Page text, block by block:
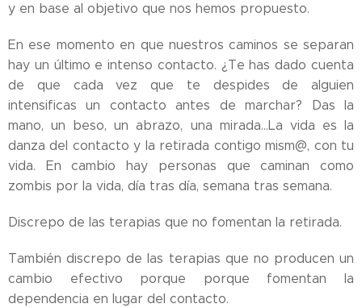
y en base al objetivo que nos hemos propuesto.
En ese momento en que nuestros caminos se separan
hay un último e intenso contacto. ¿Te has dado cuenta
de que cada vez que te despides de alguien
intensificas un contacto antes de marchar? Das la
mano, un beso, un abrazo, una mirada...La vida es la
danza del contacto y la retirada contigo mism@, con tu
vida. En cambio hay personas que caminan como
zombis por la vida, día tras día, semana tras semana.
Discrepo de las terapias que no fomentan la retirada.
También discrepo de las terapias que no producen un
cambio efectivo porque porque fomentan la
dependencia en lugar del contacto.